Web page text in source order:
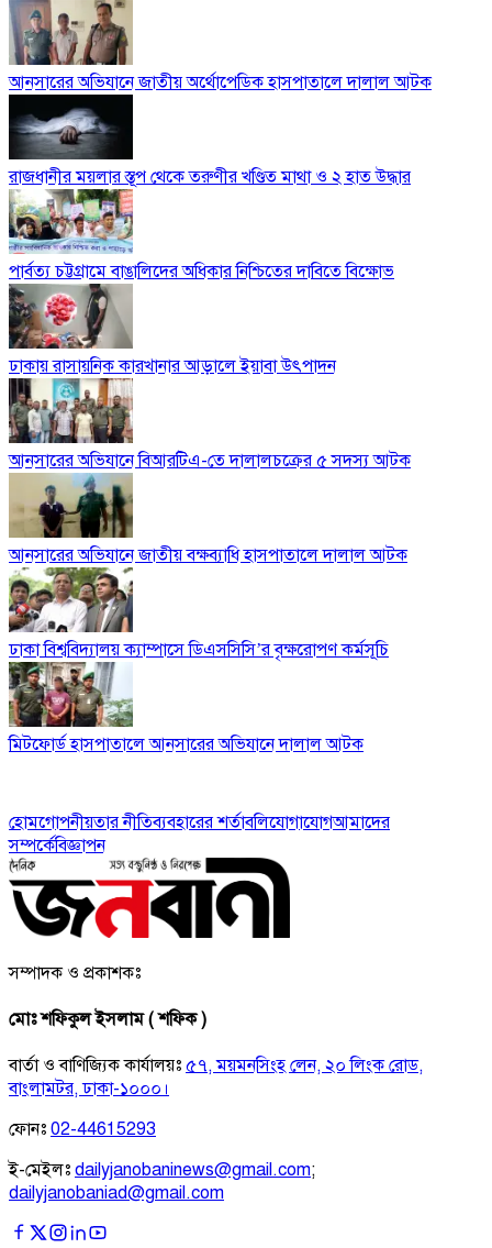
আনসারের অভিযানে জাতীয় অর্থোপেডিক হাসপাতালে দালাল আটক
রাজধানীর ময়লার স্তূপ থেকে তরুণীর খণ্ডিত মাথা ও ২ হাত উদ্ধার
পার্বত্য চট্টগ্রামে বাঙালিদের অধিকার নিশ্চিতের দাবিতে বিক্ষোভ
ঢাকায় রাসায়নিক কারখানার আড়ালে ইয়াবা উৎপাদন
আনসারের অভিযানে বিআরটিএ-তে দালালচক্রের ৫ সদস্য আটক
আনসারের অভিযানে জাতীয় বক্ষব্যাধি হাসপাতালে দালাল আটক
​ঢাকা বিশ্ববিদ্যালয় ক্যাম্পাসে ডিএসসিসি’র বৃক্ষরোপণ কর্মসূচি
মিটফোর্ড হাসপাতালে আনসারের অভিযানে দালাল আটক
হোমগোপনীয়তার নীতিব্যবহারের শর্তাবলিযোগাযোগআমাদের
সম্পর্কেবিজ্ঞাপন
সম্পাদক ও প্রকাশকঃ
মোঃ শফিকুল ইসলাম ( শফিক )
বার্তা ও বাণিজ্যিক কার্যালয়ঃ ৫৭, ময়মনসিংহ লেন, ২০ লিংক রোড,
বাংলামটর, ঢাকা-১০০০।
ফোনঃ 02-44615293
ই-মেইলঃ dailyjanobaninews@gmail.com;
dailyjanobaniad@gmail.com